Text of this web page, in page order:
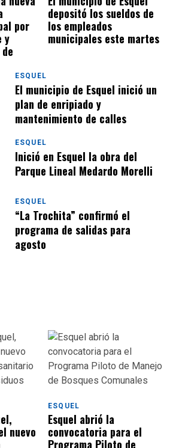
por
y
depositó los sueldos de
los empleados
municipales este martes
ESQUEL
El municipio de Esquel inició un
plan de enripiado y
mantenimiento de calles
ESQUEL
Inició en Esquel la obra del
Parque Lineal Medardo Morelli
ESQUEL
“La Trochita” confirmó el
programa de salidas para
agosto
nuevo
ESQUEL
Esquel abrió la
convocatoria para el
Programa Piloto de